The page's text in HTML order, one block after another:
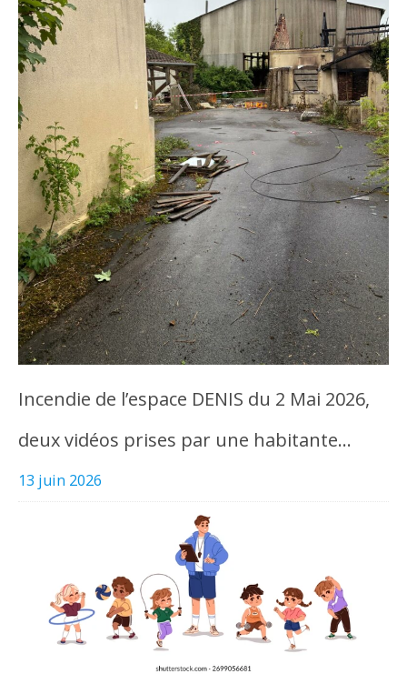
Incendie de l’espace DENIS du 2 Mai 2026,
deux vidéos prises par une habitante…
13 juin 2026